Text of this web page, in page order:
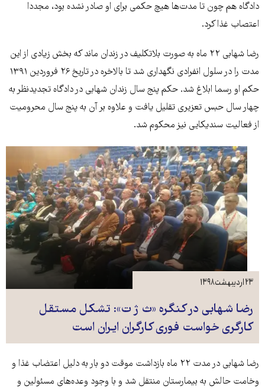
دادگاه هم چون تا مدت‌ها هیچ حکمی برای او صادر نشده بود، مجددا
اعتصاب غذا کرد.
رضا شهابی ۲۲ ماه به صورت بلاتکلیف در زندان ماند که بخش زیادی از این
مدت را در سلول انفرادی نگهداری شد تا بالاخره در تاریخ ۲۶ فروردین ۱۳۹۱
حکم او رسما ابلاغ شد. حکم پنج سال زندان شهابی در دادگاه تجدیدنظر به
چهار سال حبس تعزیری تقلیل یافت و علاوه بر آن به پنج سال محرومیت
از فعالیت سندیکایی نیز محکوم شد.
رضا شهابی در کنگره «ث ژ ت»: تشکل‌ مستقل
کارگری خواست فوری کارگران ایران است
۲۳ اردیبهشت ۱۳۹۸
رضا شهابی در مدت ۲۲ ماه بازداشت موقت دو بار به دلیل اعتضاب غذا و
وخامت حالش به بیمارستان منتقل شد و با وجود وعده‌های مسئولین و